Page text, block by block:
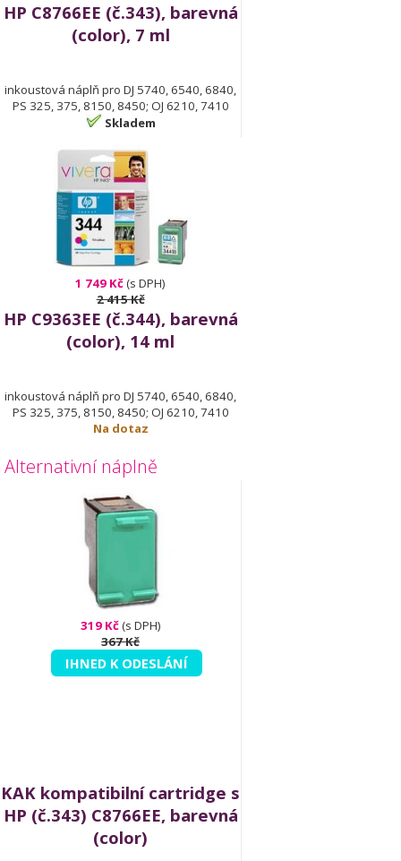
HP C8766EE (č.343), barevná
(color), 7 ml
inkoustová náplň pro DJ 5740, 6540, 6840,
PS 325, 375, 8150, 8450; OJ 6210, 7410
Skladem
1 749 Kč(s DPH)
2 415 Kč
HP C9363EE (č.344), barevná
(color), 14 ml
inkoustová náplň pro DJ 5740, 6540, 6840,
PS 325, 375, 8150, 8450; OJ 6210, 7410
Na dotaz
Alternativní náplně
319 Kč(s DPH)
367 Kč
IHNED K ODESLÁNÍ
KAK kompatibilní cartridge s
HP (č.343) C8766EE, barevná
(color)